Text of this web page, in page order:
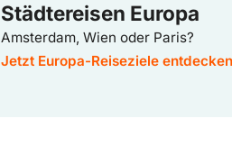
Städtereisen Europa
Amsterdam, Wien oder Paris?
Jetzt Europa-Reiseziele entdecken